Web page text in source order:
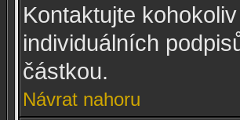
Kontaktujte
individuálních
částkou.
Návrat nahoru